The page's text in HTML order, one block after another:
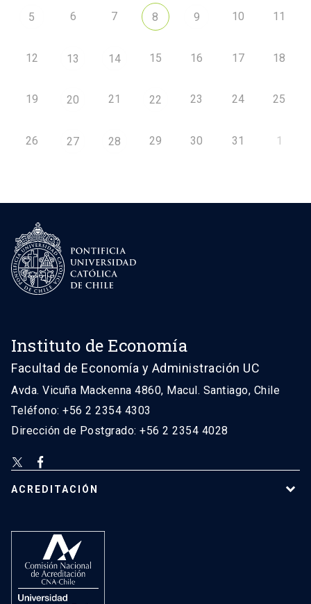
5 6 7 8 9 10 11
12 13 14 15 16 17 18
19 20 21 22 23 24 25
26 27 28 29 30 31 1
Instituto de Economía
Facultad de Economía y Administración UC
Avda. Vicuña Mackenna 4860, Macul. Santiago, Chile
Teléfono: +56 2 2354 4303
Dirección de Postgrado: +56 2 2354 4028
ACREDITACIÓN